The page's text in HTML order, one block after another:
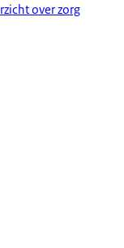
over zorg